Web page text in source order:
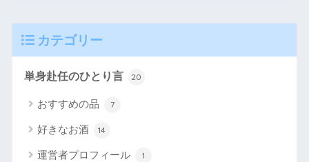
カテゴリー
単身赴任のひとり言 20
おすすめの品 7
好きなお酒 14
運営者プロフィール 1